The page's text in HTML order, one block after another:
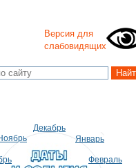
Версия для
слабовидящих
Январь
Февраль
Декабрь